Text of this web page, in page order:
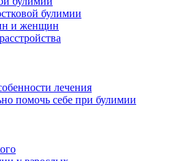
булимии
и женщин
лечения
помочь себе при булимии